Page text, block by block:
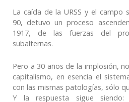
La caída de la URSS y el campo
90, detuvo un proceso
1917, de las fuerzas del
subalternas.
Pero a 30 años de la implosión,
capitalismo, en esencia el
con las mismas patologías, sólo
Y la respuesta sigue